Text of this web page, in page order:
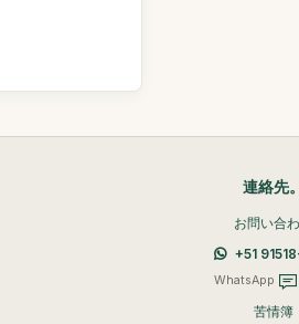
連絡先。
お問い合
+51
WhatsApp
苦情簿